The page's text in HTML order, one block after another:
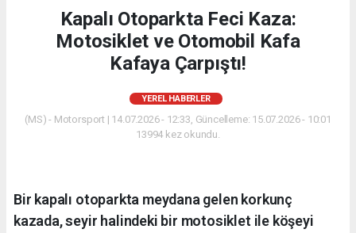
Kapalı Otoparkta Feci Kaza:
Motosiklet ve Otomobil Kafa
Kafaya Çarpıştı!
YEREL HABERLER
(MS) - Motorsport | 14.07.2026 - 12:33, Güncelleme: 15.07.2026 - 10:01
13994 kez okundu.
Bir kapalı otoparkta meydana gelen korkunç
kazada, seyir halindeki bir motosiklet ile köşeyi